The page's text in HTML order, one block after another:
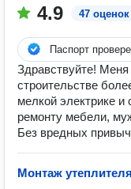
4.9 47 оценок
Паспорт
Здравствуйте!
строительстве
мелкой электрике и
ремонту мебели,
Без вредных
Монтаж